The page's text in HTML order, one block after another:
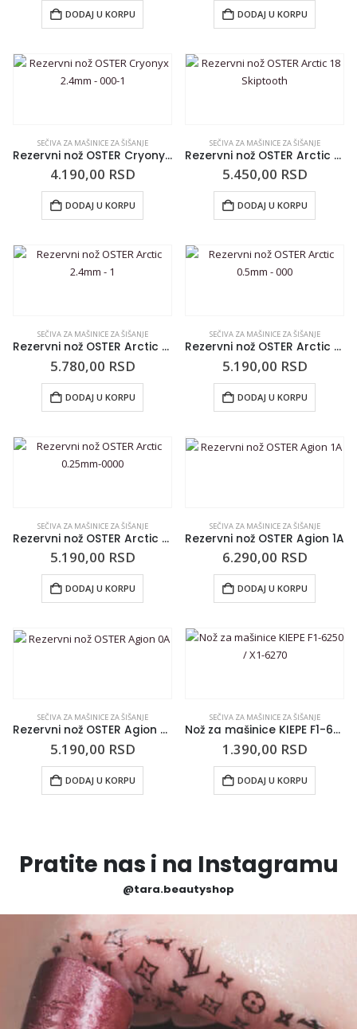
DODAJ U KORPU DODAJ U KORPU
SEČIVA ZA MAŠINICE ZA ŠIŠANJE
Rezervni nož OSTER Cryonyx 2.4mm – 000-1
4.190,00 RSD
DODAJ U KORPU
SEČIVA ZA MAŠINICE ZA ŠIŠANJE
Rezervni nož OSTER Arctic 18 Skiptooth
5.450,00 RSD
DODAJ U KORPU
SEČIVA ZA MAŠINICE ZA ŠIŠANJE
Rezervni nož OSTER Arctic 2.4mm – 1
5.780,00 RSD
DODAJ U KORPU
SEČIVA ZA MAŠINICE ZA ŠIŠANJE
Rezervni nož OSTER Arctic 0.5mm – 000
5.190,00 RSD
DODAJ U KORPU
SEČIVA ZA MAŠINICE ZA ŠIŠANJE
Rezervni nož OSTER Arctic 0.25mm-0000
5.190,00 RSD
DODAJ U KORPU
SEČIVA ZA MAŠINICE ZA ŠIŠANJE
Rezervni nož OSTER Agion 1A
6.290,00 RSD
DODAJ U KORPU
SEČIVA ZA MAŠINICE ZA ŠIŠANJE
Rezervni nož OSTER Agion 0A
5.190,00 RSD
DODAJ U KORPU
SEČIVA ZA MAŠINICE ZA ŠIŠANJE
Nož za mašinice KIEPE F1-6250 / X1-6270
1.390,00 RSD
DODAJ U KORPU
Pratite nas i na Instagramu
@tara.beautyshop